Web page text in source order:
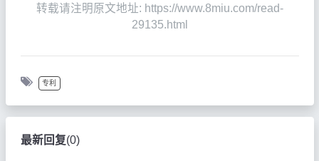
转载请注明原文地址: https://www.8miu.com/read-
29135.html
专利
最新回复(0)